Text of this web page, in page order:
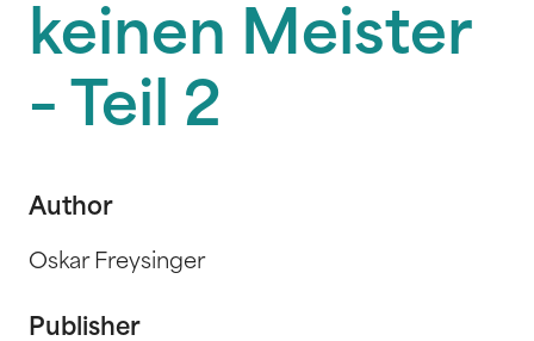
keinen Meister
– Teil 2
Author
Oskar Freysinger
Publisher